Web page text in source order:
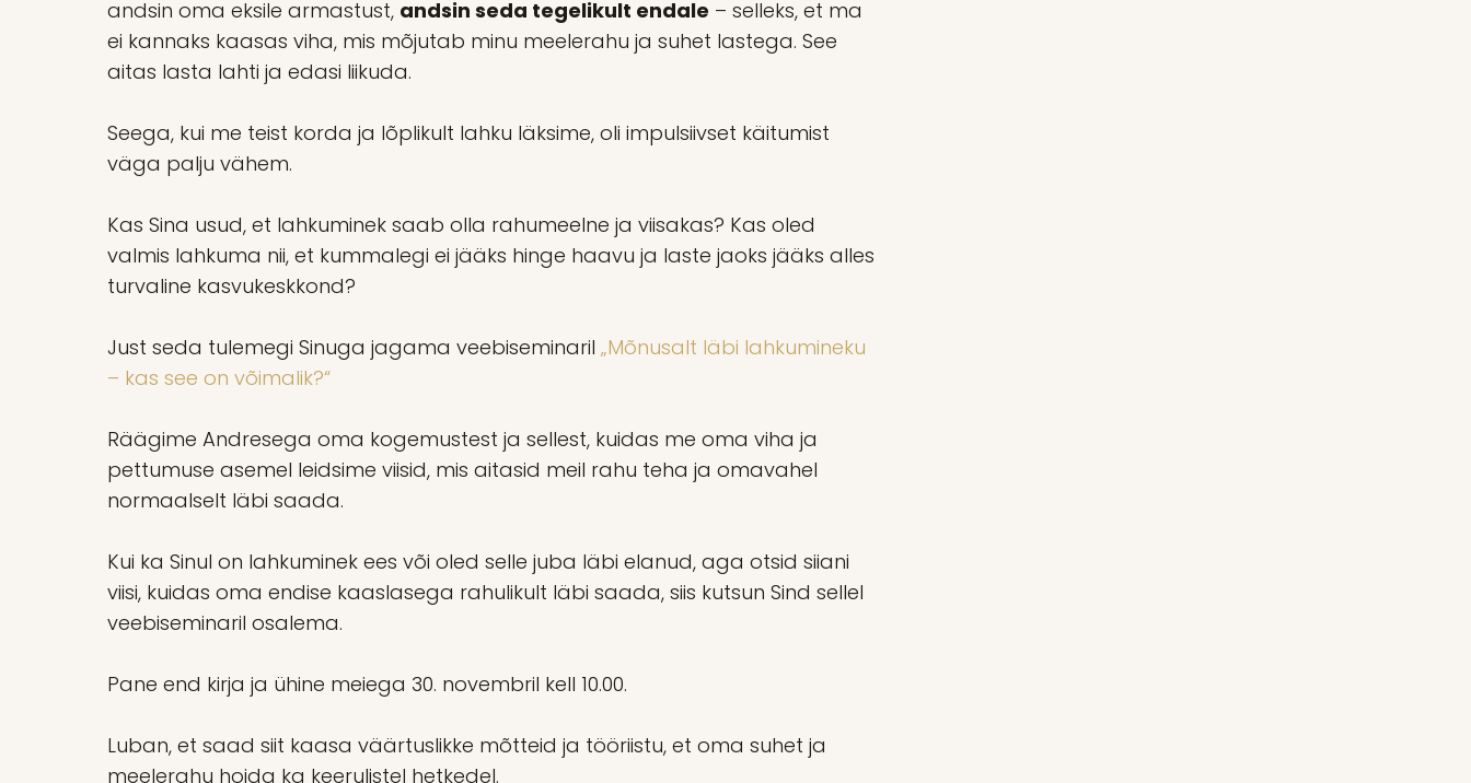
andsin oma eksile armastust, andsin seda tegelikult endale – selleks, et ma
ei kannaks kaasas viha, mis mõjutab minu meelerahu ja suhet lastega. See
aitas lasta lahti ja edasi liikuda.
Seega, kui me teist korda ja lõplikult lahku läksime, oli impulsiivset käitumist
väga palju vähem.
Kas Sina usud, et lahkuminek saab olla rahumeelne ja viisakas? Kas oled
valmis lahkuma nii, et kummalegi ei jääks hinge haavu ja laste jaoks jääks alles
turvaline kasvukeskkond?
Just seda tulemegi Sinuga jagama veebiseminaril„Mõnusalt läbi lahkumineku
– kas see on võimalik?“
Räägime Andresega oma kogemustest ja sellest, kuidas me oma viha ja
pettumuse asemel leidsime viisid, mis aitasid meil rahu teha ja omavahel
normaalselt läbi saada.
Kui ka Sinul on lahkuminek ees või oled selle juba läbi elanud, aga otsid siiani
viisi, kuidas oma endise kaaslasega rahulikult läbi saada, siis kutsun Sind sellel
veebiseminaril osalema.
Pane end kirja ja ühine meiega 30. novembril kell 10.00.
Luban, et saad siit kaasa väärtuslikke mõtteid ja tööriistu, et oma suhet ja
meelerahu hoida ka keerulistel hetkedel.